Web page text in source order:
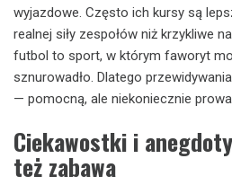
wyjazdowe. Często ich kursy są
realnej siły zespołów niż krzykliwe
futbol to sport, w którym faworyt
sznurowadło. Dlatego
— pomocną, ale niekoniecznie
Ciekawostki i
też zabawa